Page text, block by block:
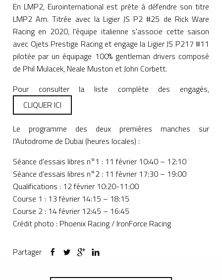
En LMP2, Eurointernational est prête à défendre son titre
LMP2 Am. Titrée avec la Ligier JS P2 #25 de Rick Ware
Racing en 2020, l'équipe italienne s'associe cette saison
avec Ojets Prestige Racing et engage la Ligier JS P217 #11
pilotée par un équipage 100% gentleman drivers composé
de Phil Mulacek, Neale Muston et John Corbett.
Pour consulter la liste complète des engagés,
CLIQUER ICI
Le programme des deux premières manches sur
l'Autodrome de Dubai (heures locales) :
Séance d'essais libres n°1 : 11 février 10:40 – 12:10
Séance d'essais libres n°2 : 11 février 17:30 – 19:00
Qualifications : 12 février 10:20-11:00
Course 1 : 13 février 14:15 – 18:15
Course 2 : 14 février 12:45 – 16:45
Crédit photo : Phoenix Racing / IronForce Racing
Partager